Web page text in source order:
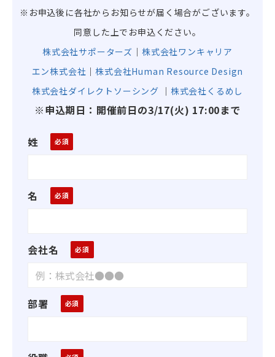
※お申込後に各社からお知らせが届く場合がございます。
同意した上でお申込ください。
株式会社サポーターズ ｜ 株式会社ワンキャリア
エン株式会社 ｜株式会社Human Resource Design
株式会社ダイレクトソーシング ｜ 株式会社くるめし
※申込期日：開催前日の3/17(火) 17:00まで
姓
名
会社名
部署